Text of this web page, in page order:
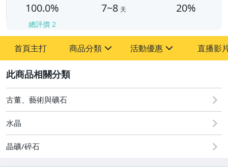
100.0%
總評價 2
7~8 天 20%
首頁主打 商品分類
其它
活動優惠
[全店] 周年慶
[全店] 粉絲專享
直播影
古董、藝術與礦石
水晶
晶礦/碎石